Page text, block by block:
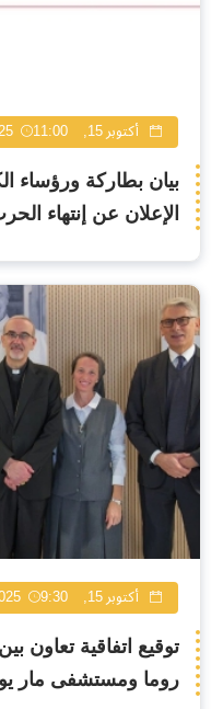
أكتوبر 15, 2025 11:00 ص
بيان بطاركة ورؤساء
الإعلان عن إنتهاء
أكتوبر 15, 2025 9:30 ص
توقيع اتفاقية
روما ومستشفى مار